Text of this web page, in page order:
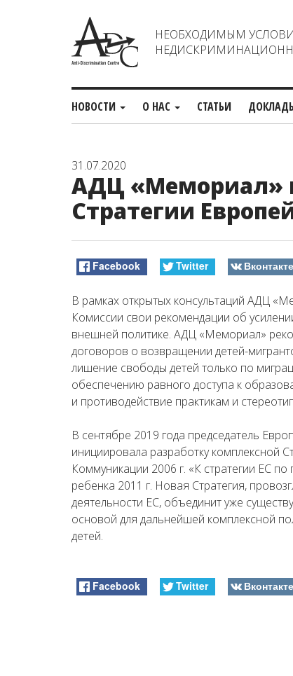
НЕОБХОДИМЫМ
НОВОСТИ О НАС СТАТЬИ
31.07.2020
АДЦ «Мемориал»
Стратегии
Facebook Twitter Вконтакте
В рамках открытых консультаций АДЦ
Комиссии свои рекомендации об
внешней политике. АДЦ «Мемориал»
договоров о возвращении детей-
лишение свободы детей только по
обеспечению равного доступа к
и противодействие практикам и
В сентябре 2019 года председатель
инициировала разработку комплексной
Коммуникации 2006 г. «К стратегии ЕС
ребенка 2011 г. Новая Стратегия,
деятельности ЕС, объединит уже
основой для дальнейшей комплексной
детей.
Facebook Twitter Вконтакте